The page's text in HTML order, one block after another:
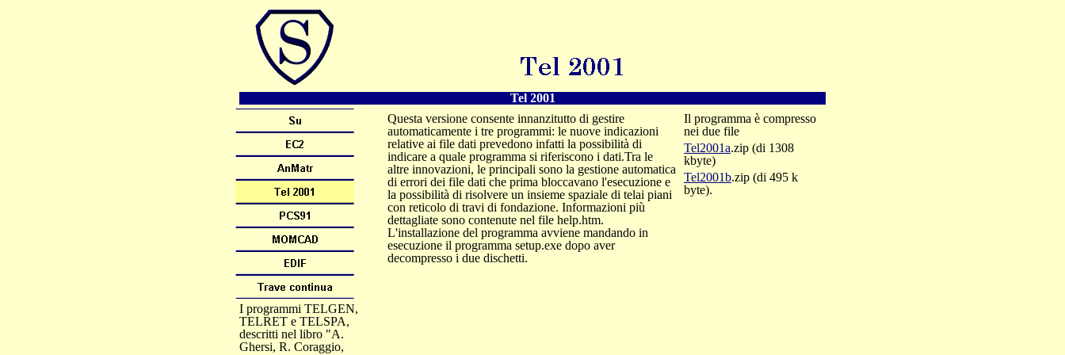
Tel 2001
I programmi TELGEN,
TELRET e TELSPA,
descritti nel libro "A.
Ghersi, R. Coraggio,
Questa versione consente innanzitutto di gestire
automaticamente i tre programmi: le nuove indicazioni
relative ai file dati prevedono infatti la possibilità di
indicare a quale programma si riferiscono i dati.Tra le
altre innovazioni, le principali sono la gestione automatica
di errori dei file dati che prima bloccavano l'esecuzione e
la possibilità di risolvere un insieme spaziale di telai piani
con reticolo di travi di fondazione. Informazioni più
dettagliate sono contenute nel file help.htm.
L'installazione del programma avviene mandando in
esecuzione il programma setup.exe dopo aver
decompresso i due dischetti.
Il programma è compresso
nei due file
Tel2001a.zip (di 1308
kbyte)
Tel2001b.zip (di 495 k
byte).